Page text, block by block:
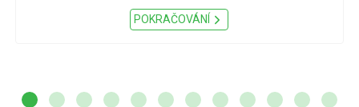
POKRAČOVÁNÍ